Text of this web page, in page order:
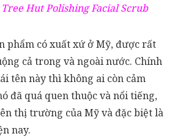
Hut Polishing Facial Scrub
phẩm có xuất xứ ở Mỹ, được rất
cả trong và ngoài nước. Chính
tên này thì không ai còn cảm
đã quá quen thuộc và nổi tiếng,
thị trường của Mỹ và đặc biệt là
nay.